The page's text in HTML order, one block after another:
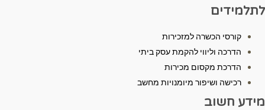
לתלמידים
קורסי הכשרה למזכירות
הדרכה וליווי להקמת עסק ביתי
הדרכת מקסום מכירות
רכישה ושיפור מיומנויות מחשב
מידע חשוב